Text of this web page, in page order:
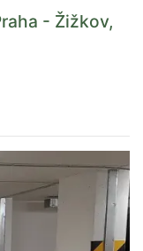
- Žižkov,